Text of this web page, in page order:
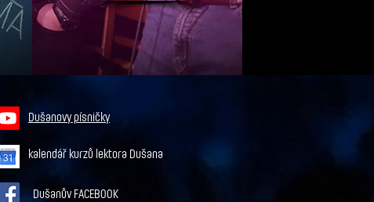
Dušanovy písničky
kalendář kurzů lektora Dušana
Dušanův FACEBOOK